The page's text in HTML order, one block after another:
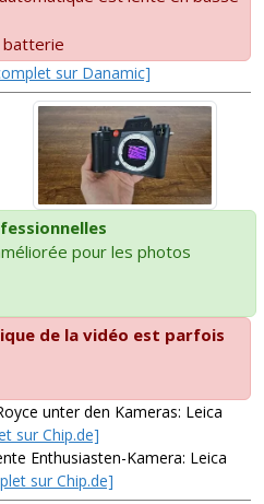
batterie
sur Danamic]
pour les photos
de la vidéo est parfois
unter den Kameras: Leica
sur Chip.de]
Enthusiasten-Kamera: Leica
sur Chip.de]